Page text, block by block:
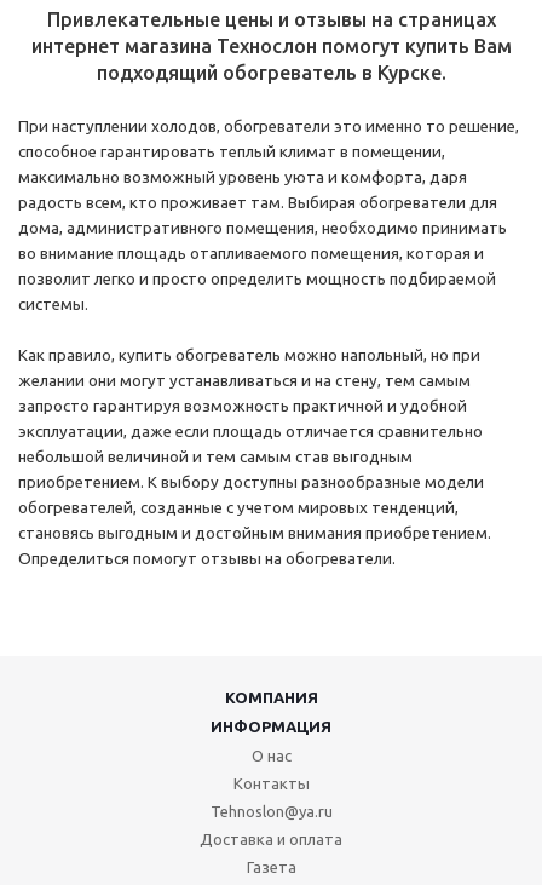
Привлекательные цены и отзывы на страницах
интернет магазина Технослон помогут купить Вам
подходящий обогреватель в Курске.
При наступлении холодов, обогреватели это именно то решение,
способное гарантировать теплый климат в помещении,
максимально возможный уровень уюта и комфорта, даря
радость всем, кто проживает там. Выбирая обогреватели для
дома, административного помещения, необходимо принимать
во внимание площадь отапливаемого помещения, которая и
позволит легко и просто определить мощность подбираемой
системы.
Как правило, купить обогреватель можно напольный, но при
желании они могут устанавливаться и на стену, тем самым
запросто гарантируя возможность практичной и удобной
эксплуатации, даже если площадь отличается сравнительно
небольшой величиной и тем самым став выгодным
приобретением. К выбору доступны разнообразные модели
обогревателей, созданные с учетом мировых тенденций,
становясь выгодным и достойным внимания приобретением.
Определиться помогут отзывы на обогреватели.
КОМПАНИЯ
ИНФОРМАЦИЯ
О нас
Контакты
Tehnoslon@ya.ru
Доставка и оплата
Газета